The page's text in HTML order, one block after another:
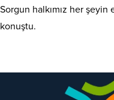
Sorgun halkımız her şeyin
konuştu.